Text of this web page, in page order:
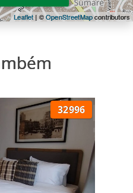
Leaflet | ©OpenStreetMapcontributors
32996